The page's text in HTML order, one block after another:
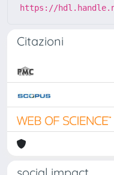
https://
Citazioni